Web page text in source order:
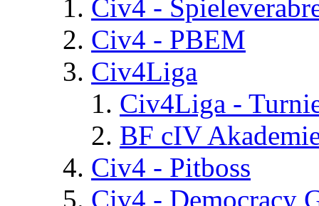
Civ4 -
Civ4 - PBEM
Civ4Liga
Civ4Liga -
BF cIV
Civ4 - Pitboss
Civ4 - Democracy